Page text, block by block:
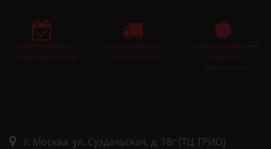
100% Гарантия на
продаваемый товар
Быстрая доставка
по всей стране
Качественный товар
большой
ассортимент
г. Москва. ул. Суздальская, д. 18г (ТЦ ТРИО)